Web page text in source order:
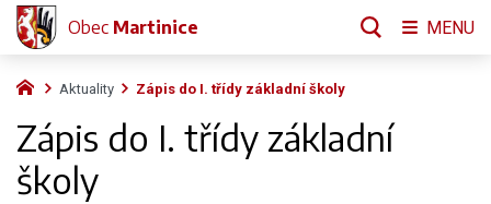
Aktuality Zápis do I. třídy základní školy
Zápis do I. třídy základní
školy
Obec Martinice MENU